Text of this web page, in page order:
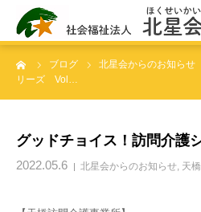
ブログ 北星会からのお知らせ
リーズ Vol…
グッドチョイス！訪問介護
2022.05.6 北星会からのお知らせ, 天
ホーム
事業所案内・ご利用案内
お問い合わせ